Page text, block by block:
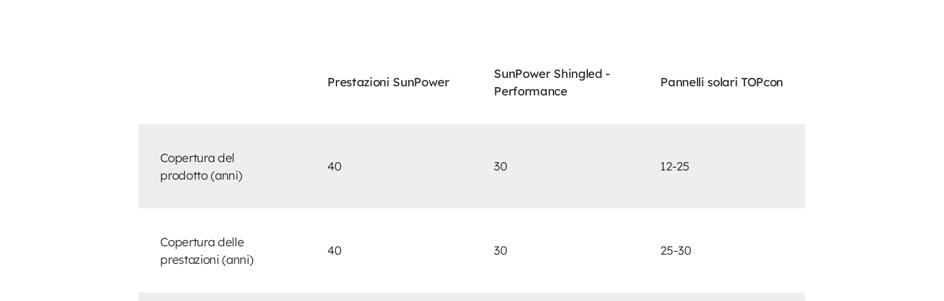
Prestazioni SunPower
SunPower Shingled -
Performance
Pannelli solari TOPcon
Copertura del
prodotto (anni)
40 30 12-25
Copertura delle
prestazioni (anni)
40 30 25-30